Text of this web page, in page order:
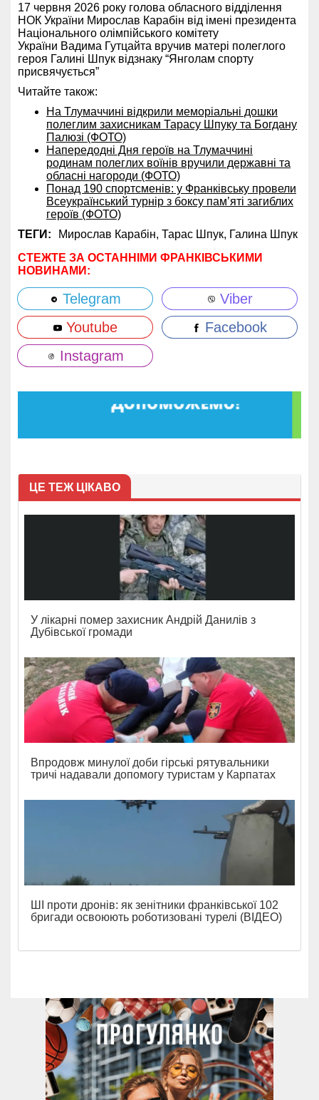
17 червня 2026 року голова обласного відділення
НОК України Мирослав Карабін від імені президента
Національного олімпійського комітету
України Вадима Гутцайта вручив матері полеглого
героя Галині Шпук відзнаку “Янголам спорту
присвячується”
Читайте також:
На Тлумаччині відкрили меморіальні дошки
полеглим захисникам Тарасу Шпуку та Богдану
Палюзі (ФОТО)
Напередодні Дня героїв на Тлумаччині
родинам полеглих воїнів вручили державні та
обласні нагороди (ФОТО)
Понад 190 спортсменів: у Франківську провели
Всеукраїнський турнір з боксу пам’яті загиблих
героїв (ФОТО)
ТЕГИ:
Мирослав Карабін, Тарас Шпук, Галина Шпук
СТЕЖТЕ ЗА ОСТАННІМИ ФРАНКІВСЬКИМИ
НОВИНАМИ:
Telegram
Viber
Youtube
Facebook
Instagram
ЦЕ ТЕЖ ЦІКАВО
У лікарні помер захисник Андрій Данилів з
Дубівської громади
Впродовж минулої доби гірські рятувальники
тричі надавали допомогу туристам у Карпатах
ШІ проти дронів: як зенітники франківської 102
бригади освоюють роботизовані турелі (ВІДЕО)